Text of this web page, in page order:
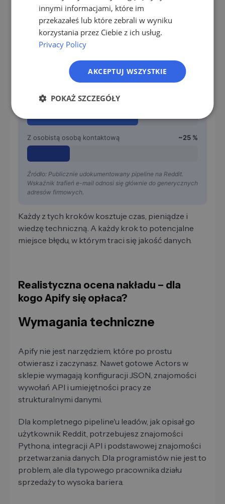
imiona, stanowiska i dane kontaktowe.
Wynik po wszystkich 4 krokach
100 scrapowanych firm 100 %
Z adresem e-mail
Z osobistą osobą kontaktową ~25 %
Źródło: Publicznie udokumentowany pipeline na Reddit.
Wskaźnik trafień e-mail odnosi się głównie do generycznych
adresów firmowych.
Każdy z tych kroków kosztuje czas, pieniądze i
wiedzę techniczną. A każdy krok to potencjalne
miejsce błędu, w którym traci się jakość danych.
Realistyczna ocena nakładu – dla
kogo Apify się opłaca?
Wymagania techniczne
Apify nie jest narzędziem, które po prostu
otwierasz i zaczynasz. Nawet gotowe Actors w
sklepie wymagają konfiguracji JSON, znajomości
wywołań API i umiejętności pracy ze
strukturalnymi danymi.
Dla kompletnego pipeline'u leadów, jak opisał go
użytkownik Reddit, potrzebujesz znajomości
Pythona, integracji API i podstawowej znajomości
przetwarzania danych. Dla programistów nie jest to
problem, ale dla typowego pracownika działu
sprzedaży to wysoka bariera.
PL
innymi informacjami, które im
przekazałeś lub które zebrali w wyniku
korzystania przez Ciebie z ich usług.
Privacy Policy
AKCEPTUJ WSZYSTKIE
POKAŻ SZCZEGÓŁY